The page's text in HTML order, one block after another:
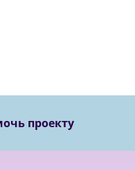
проекту